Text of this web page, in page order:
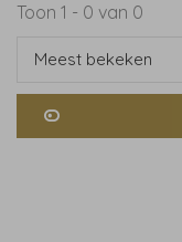
Toon 1 - 0 van 0
Meest bekeken